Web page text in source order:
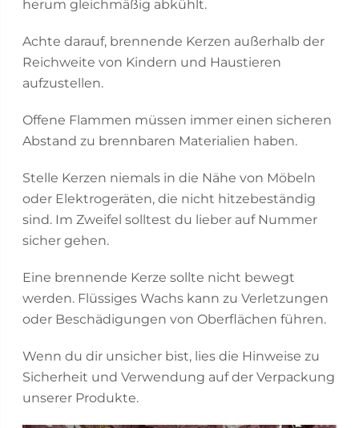
herum gleichmäßig abkühlt.
Achte darauf, brennende Kerzen außerhalb der
Reichweite von Kindern und Haustieren
aufzustellen.
Offene Flammen müssen immer einen sicheren
Abstand zu brennbaren Materialien haben.
Stelle Kerzen niemals in die Nähe von Möbeln
oder Elektrogeräten, die nicht hitzebeständig
sind. Im Zweifel solltest du lieber auf Nummer
sicher gehen.
Eine brennende Kerze sollte nicht bewegt
werden. Flüssiges Wachs kann zu Verletzungen
oder Beschädigungen von Oberflächen führen.
Wenn du dir unsicher bist, lies die Hinweise zu
Sicherheit und Verwendung auf der Verpackung
unserer Produkte.